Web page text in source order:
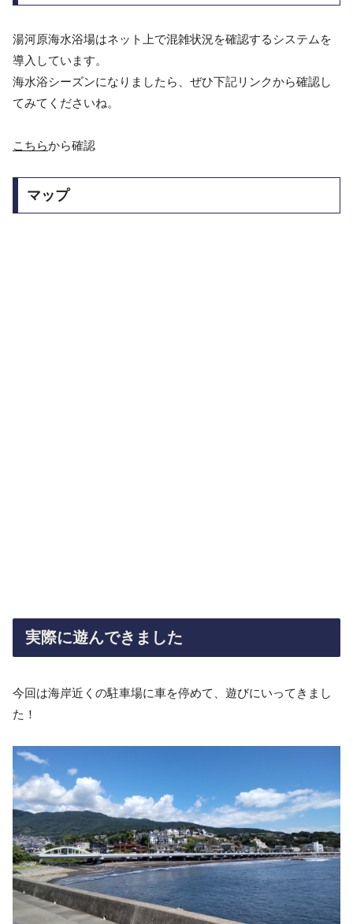
湯河原海水浴場はネット上で混雑状況を確認するシステムを
導入しています。
海水浴シーズンになりましたら、ぜひ下記リンクから確認し
てみてくださいね。
こちらから確認
マップ
実際に遊んできました
今回は海岸近くの駐車場に車を停めて、遊びにいってきまし
た！